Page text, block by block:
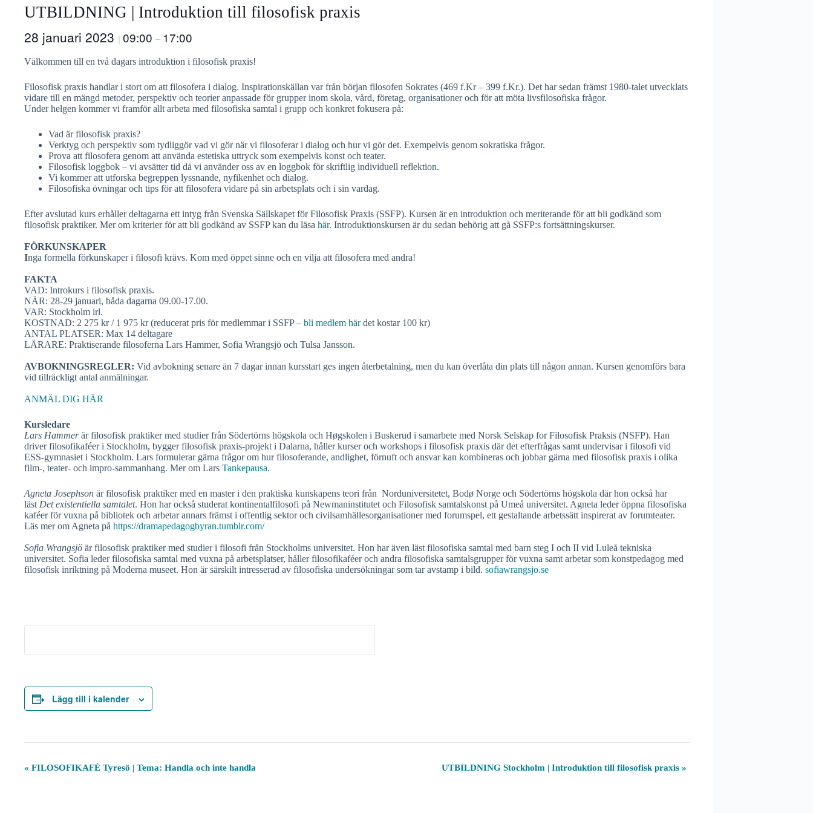
UTBILDNING | Introduktion till filosofisk praxis
28 januari 2023 | 09:00 – 17:00
Välkommen till en två dagars introduktion i filosofisk praxis!
Filosofisk praxis handlar i stort om att filosofera i dialog. Inspirationskällan var från början filosofen Sokrates (469 f.Kr – 399 f.Kr.). Det har sedan främst 1980-talet utvecklats
vidare till en mängd metoder, perspektiv och teorier anpassade för grupper inom skola, vård, företag, organisationer och för att möta livsfilosofiska frågor.
Under helgen kommer vi framför allt arbeta med filosofiska samtal i grupp och konkret fokusera på:
Vad är filosofisk praxis?
Verktyg och perspektiv som tydliggör vad vi gör när vi filosoferar i dialog och hur vi gör det. Exempelvis genom sokratiska frågor.
Prova att filosofera genom att använda estetiska uttryck som exempelvis konst och teater.
Filosofisk loggbok – vi avsätter tid då vi använder oss av en loggbok för skriftlig individuell reflektion.
Vi kommer att utforska begreppen lyssnande, nyfikenhet och dialog.
Filosofiska övningar och tips för att filosofera vidare på sin arbetsplats och i sin vardag.
Efter avslutad kurs erhåller deltagarna ett intyg från Svenska Sällskapet för Filosofisk Praxis (SSFP). Kursen är en introduktion och meriterande för att bli godkänd som
filosofisk praktiker. Mer om kriterier för att bli godkänd av SSFP kan du läsa här. Introduktionskursen är du sedan behörig att gå SSFP:s fortsättningskurser.
FÖRKUNSKAPER
Inga formella förkunskaper i filosofi krävs. Kom med öppet sinne och en vilja att filosofera med andra!
FAKTA
VAD: Introkurs i filosofisk praxis.
NÄR: 28-29 januari, båda dagarna 09.00-17.00.
VAR: Stockholm irl.
KOSTNAD: 2 275 kr / 1 975 kr (reducerat pris för medlemmar i SSFP – bli medlem härdet kostar 100 kr)
ANTAL PLATSER: Max 14 deltagare
LÄRARE: Praktiserande filosoferna Lars Hammer, Sofia Wrangsjö och Tulsa Jansson.
AVBOKNINGSREGLER: Vid avbokning senare än 7 dagar innan kursstart ges ingen återbetalning, men du kan överlåta din plats till någon annan. Kursen genomförs bara
vid tillräckligt antal anmälningar.
ANMÄL DIG HÄR
Kursledare
Lars Hammerär filosofisk praktiker med studier från Södertörns högskola och Høgskolen i Buskerud i samarbete med Norsk Selskap for Filosofisk Praksis (NSFP). Han
driver filosofikaféer i Stockholm, bygger filosofisk praxis-projekt i Dalarna, håller kurser och workshops i filosofisk praxis där det efterfrågas samt undervisar i filosofi vid
ESS-gymnasiet i Stockholm. Lars formulerar gärna frågor om hur filosoferande, andlighet, förnuft och ansvar kan kombineras och jobbar gärna med filosofisk praxis i olika
film-, teater- och impro-sammanhang. Mer om Lars Tankepausa.
Agneta Josephson är filosofisk praktiker med en master i den praktiska kunskapens teori från Norduniversitetet, Bodø Norge och Södertörns högskola där hon också har
läst Det existentiella samtalet. Hon har också studerat kontinentalfilosofi på Newmaninstitutet och Filosofisk samtalskonst på Umeå universitet. Agneta leder öppna filosofiska
kaféer för vuxna på bibliotek och arbetar annars främst i offentlig sektor och civilsamhällesorganisationer med forumspel, ett gestaltande arbetssätt inspirerat av forumteater.
Läs mer om Agneta på https://dramapedagogbyran.tumblr.com/
Sofia Wrangsjö är filosofisk praktiker med studier i filosofi från Stockholms universitet. Hon har även läst filosofiska samtal med barn steg I och II vid Luleå tekniska
universitet. Sofia leder filosofiska samtal med vuxna på arbetsplatser, håller filosofikaféer och andra filosofiska samtalsgrupper för vuxna samt arbetar som konstpedagog med
filosofisk inriktning på Moderna museet. Hon är särskilt intresserad av filosofiska undersökningar som tar avstamp i bild. sofiawrangsjo.se
Lägg till i kalender
E
« FILOSOFIKAFÉ Tyresö | Tema: Handla och inte handla UTBILDNING Stockholm | Introduktion till filosofisk praxis »